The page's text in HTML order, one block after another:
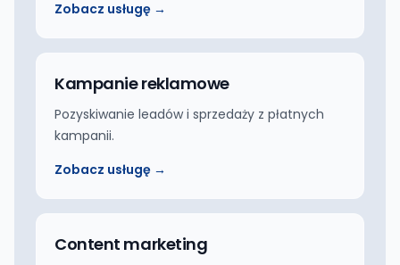
Zobacz usługę →
Kampanie reklamowe
Pozyskiwanie leadów i sprzedaży z płatnych
kampanii.
Zobacz usługę →
Content marketing